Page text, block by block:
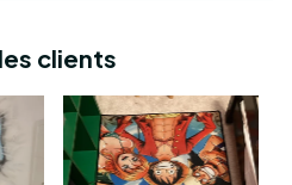
clients